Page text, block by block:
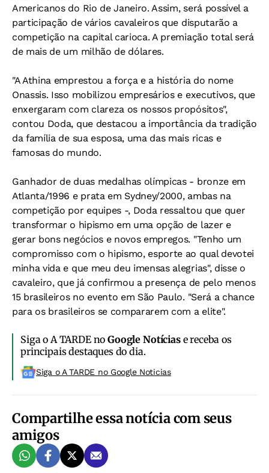
Americanos do Rio de Janeiro. Assim, será possível a
participação de vários cavaleiros que disputarão a
competição na capital carioca. A premiação total será
de mais de um milhão de dólares.
"A Athina emprestou a força e a história do nome
Onassis. Isso mobilizou empresários e executivos, que
enxergaram com clareza os nossos propósitos",
contou Doda, que destacou a importância da tradição
da família de sua esposa, uma das mais ricas e
famosas do mundo.
Ganhador de duas medalhas olímpicas - bronze em
Atlanta/1996 e prata em Sydney/2000, ambas na
competição por equipes -, Doda ressaltou que quer
transformar o hipismo em uma opção de lazer e
gerar bons negócios e novos empregos. "Tenho um
compromisso com o hipismo, esporte ao qual devotei
minha vida e que meu deu imensas alegrias", disse o
cavaleiro, que já confirmou a presença de pelo menos
15 brasileiros no evento em São Paulo. "Será a chance
para os brasileiros se compararem com a elite".
Siga o A TARDE noGoogle Notíciase receba os
principais destaques do dia.
Siga o A TARDE no Google Noticias
Compartilhe essa notícia com seus
amigos